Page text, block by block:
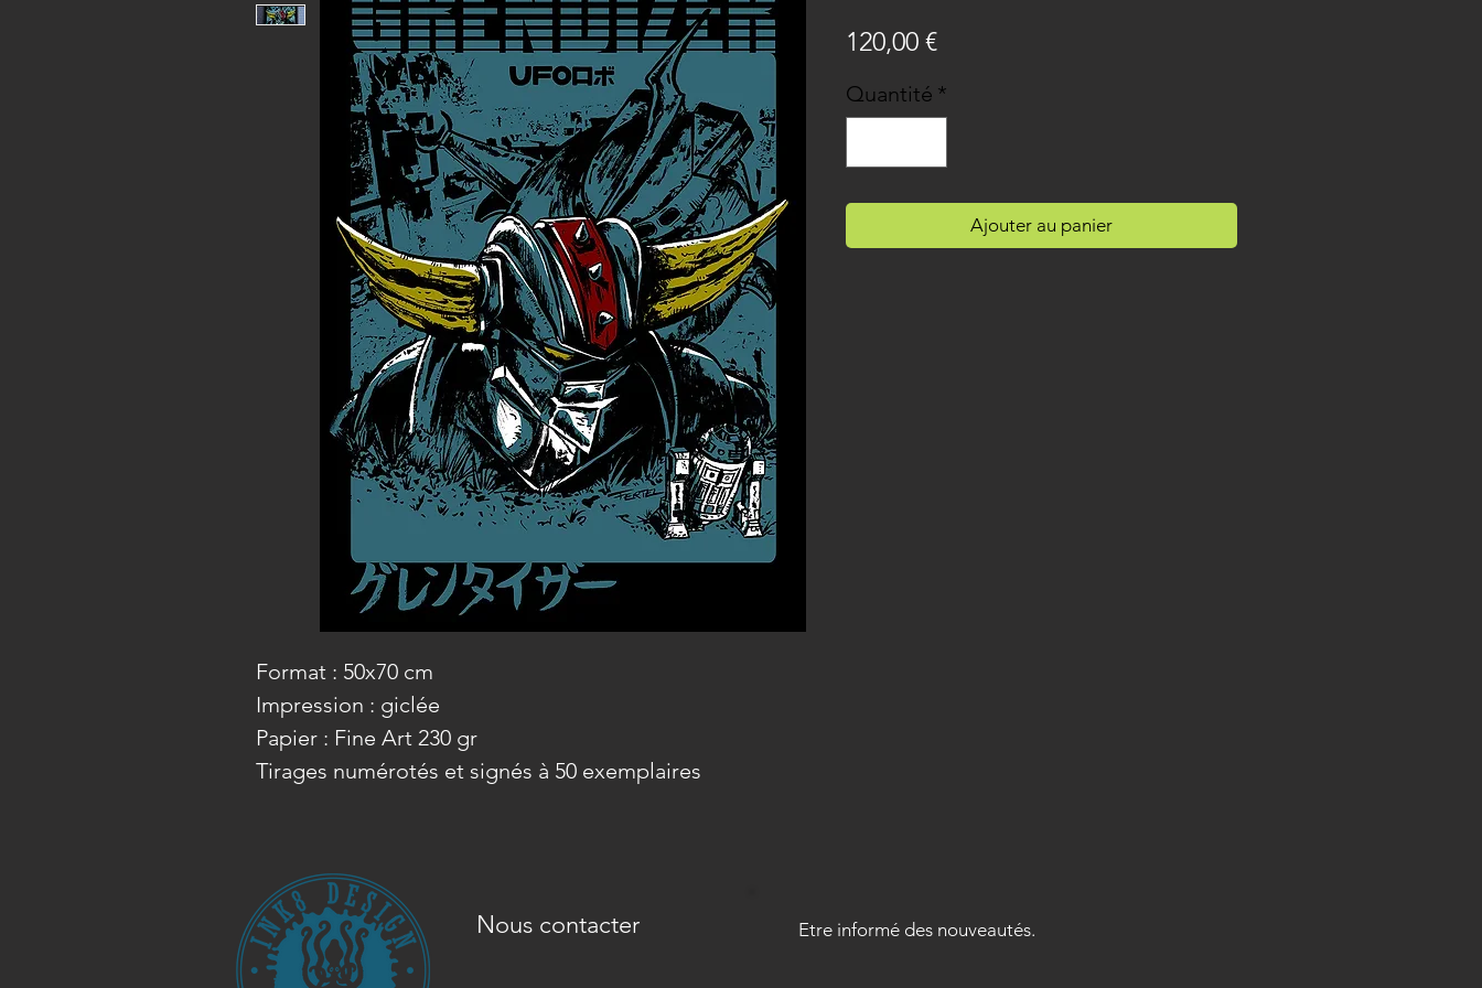
Format : 50x70 cm
Impression : giclée
Papier : Fine Art 230 gr
Tirages numérotés et signés à 50 exemplaires
120,00 €Prix
Quantité *
Ajouter au panier
Nous contacter Etre informé des nouveautés.